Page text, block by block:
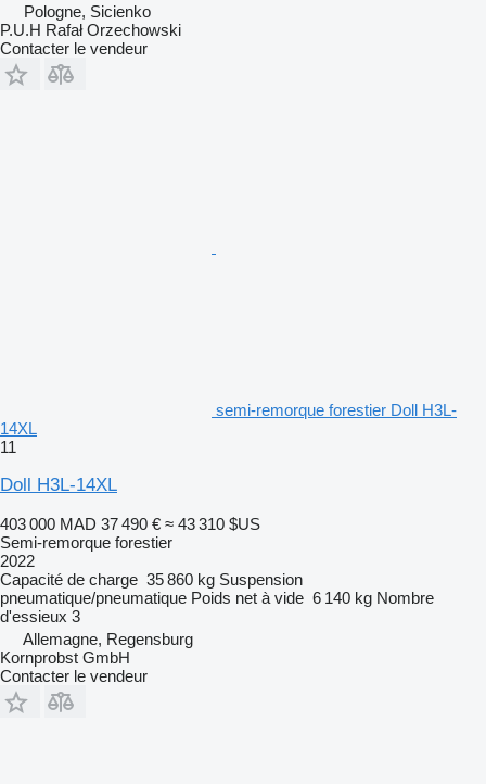
Pologne, Sicienko
P.U.H Rafał Orzechowski
Contacter le vendeur
semi-remorque forestier Doll H3L-
14XL
11
Doll H3L-14XL
403 000 MAD 37 490 € ≈ 43 310 $US
Semi-remorque forestier
2022
Capacité de charge 35 860 kg Suspension
pneumatique/pneumatique Poids net à vide 6 140 kg Nombre
d'essieux 3
Allemagne, Regensburg
Kornprobst GmbH
Contacter le vendeur